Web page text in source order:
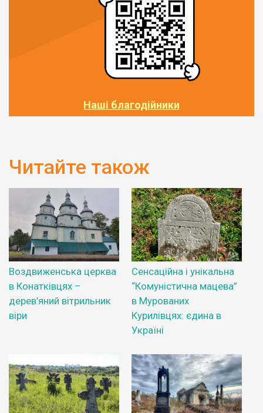
Наші благодійники
Читайте також
Воздвиженська церква
в Конатківцях –
дерев’яний вітрильник
віри
Сенсаційна і унікальна
“Комуністична мацева”
в Мурованих
Курилівцях: єдина в
Україні